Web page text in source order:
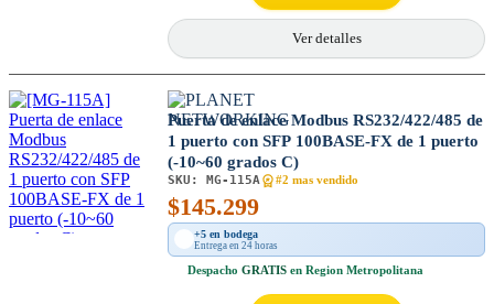
Ver detalles
Puerta de enlace Modbus RS232/422/485 de
1 puerto con SFP 100BASE-FX de 1 puerto
(-10~60 grados C)
SKU: MG-115A #2 mas vendido
$145.299
+5 en bodega
Entrega en 24 horas
Despacho GRATIS en Region Metropolitana